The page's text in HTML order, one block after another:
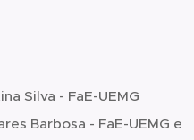
Silva - FaE-UEMG
Barbosa - FaE-UEMG e